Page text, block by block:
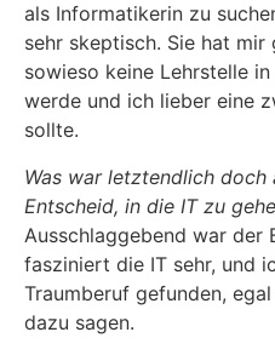
als Informatikerin zu
sehr skeptisch. Sie hat mir
sowieso keine Lehrstelle
werde und ich lieber eine
sollte.
Was war letztendlich doch
Entscheid, in die IT zu
Ausschlaggebend war der
fasziniert die IT sehr, und
Traumberuf gefunden,
dazu sagen.